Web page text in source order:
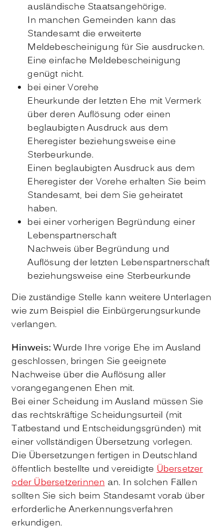
ausländische Staatsangehörige.
In manchen Gemeinden kann das
Standesamt die erweiterte
Meldebescheinigung für Sie ausdrucken.
Eine einfache Meldebescheinigung
genügt nicht.
bei einer Vorehe
Eheurkunde der letzten Ehe mit Vermerk
über deren Auflösung oder einen
beglaubigten Ausdruck aus dem
Eheregister beziehungsweise eine
Sterbeurkunde.
Einen beglaubigten Ausdruck aus dem
Eheregister der Vorehe erhalten Sie beim
Standesamt, bei dem Sie geheiratet
haben.
bei einer vorherigen Begründung einer
Lebenspartnerschaft
Nachweis über Begründung und
Auflösung der letzten Lebenspartnerschaft
beziehungsweise eine Sterbeurkunde
Die zuständige Stelle kann weitere Unterlagen
wie zum Beispiel die Einbürgerungsurkunde
verlangen.
Hinweis:Wurde Ihre vorige Ehe im Ausland
geschlossen, bringen Sie geeignete
Nachweise über die Auflösung aller
vorangegangenen Ehen mit.
Bei einer Scheidung im Ausland müssen Sie
das rechtskräftige Scheidungsurteil (mit
Tatbestand und Entscheidungsgründen) mit
einer vollständigen Übersetzung vorlegen.
Die Übersetzungen fertigen in Deutschland
öffentlich bestellte und vereidigteÜbersetzer
oder Übersetzerinnenan. In solchen Fällen
sollten Sie sich beim Standesamt vorab über
erforderliche Anerkennungsverfahren
erkundigen.